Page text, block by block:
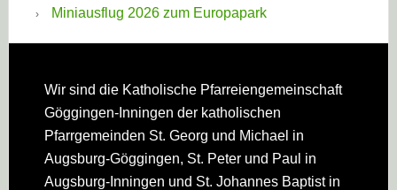
Miniausflug 2026 zum Europapark
Footer
Wir sind die Katholische Pfarreien­gemeinschaft
Göggingen-Inningen der katholischen
Pfarrgemeinden St. Georg und Michael in
Augsburg-Göggingen, St. Peter und Paul in
Augsburg-Inningen und St. Johannes Baptist in